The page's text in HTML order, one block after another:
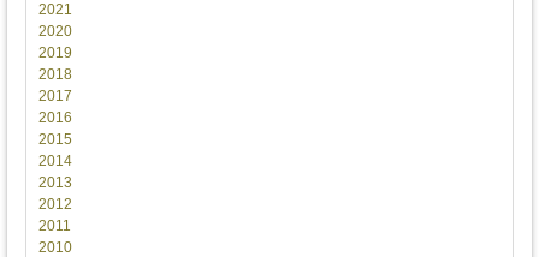
2021
2020
2019
2018
2017
2016
2015
2014
2013
2012
2011
2010